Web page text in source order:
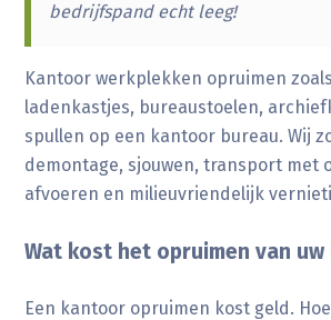
bedrijfspand echt leeg!
Kantoor werkplekken opruimen
ladenkastjes, bureaustoelen,
spullen op een kantoor bureau. Wij
demontage, sjouwen, transport met
afvoeren en milieuvriendelijk
Wat kost het opruimen van
Een kantoor opruimen kost geld.